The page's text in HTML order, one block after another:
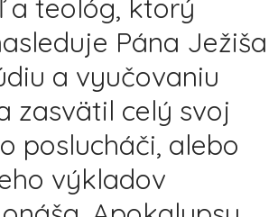
a teológ, ktorý
Pána Ježiša
a vyučovaniu
zasvätil celý svoj
poslucháči, alebo
výkladov